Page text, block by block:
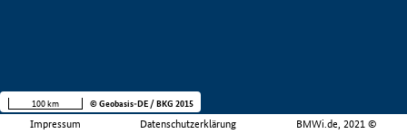
Impressum Datenschutzerklärung BMWi.de, 2021 ©
100 km © Geobasis-DE / BKG 2015